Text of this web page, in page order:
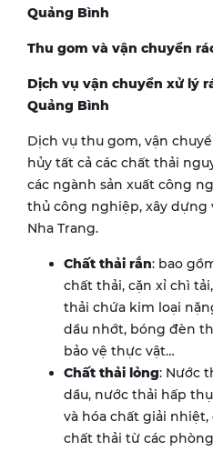
Quảng Bình
Thu gom và vận chuyển
Dịch vụ vận chuyển xử lý
Quảng Bình
Dịch vụ thu gom, vận
hủy tất cả các chất thải
các ngành sản xuất công
thủ công nghiệp, xây dựng
Nha Trang.
Chất thải rắn: bao
chất thải, cặn xỉ chì
thải chứa kim loại
dầu nhớt, bóng đèn
bảo vệ thực vật…
Chất thải lỏng: Nước
dầu, nước thải hấp
và hóa chất giải
chất thải từ các